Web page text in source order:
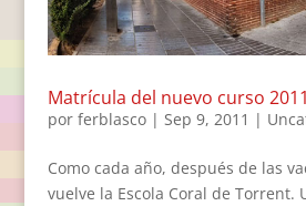
Matrícula del nuevo curso
por ferblasco| Sep 9, 2011 |
Como cada año, después de las
vuelve la Escola Coral de Torrent.